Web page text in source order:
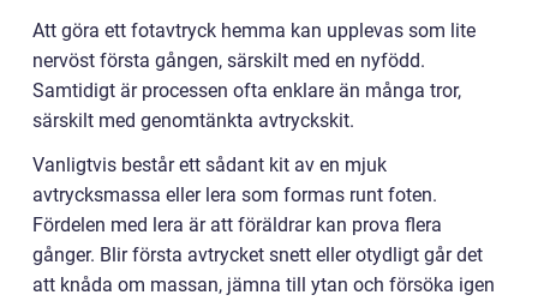
Att göra ett fotavtryck hemma kan upplevas som lite
nervöst första gången, särskilt med en nyfödd.
Samtidigt är processen ofta enklare än många tror,
särskilt med genomtänkta avtryckskit.
Vanligtvis består ett sådant kit av en mjuk
avtrycksmassa eller lera som formas runt foten.
Fördelen med lera är att föräldrar kan prova flera
gånger. Blir första avtrycket snett eller otydligt går det
att knåda om massan, jämna till ytan och försöka igen